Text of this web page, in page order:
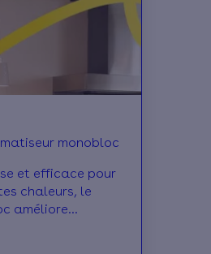
monobloc
et efficace pour
chaleurs, le
améliore
à privilégier les